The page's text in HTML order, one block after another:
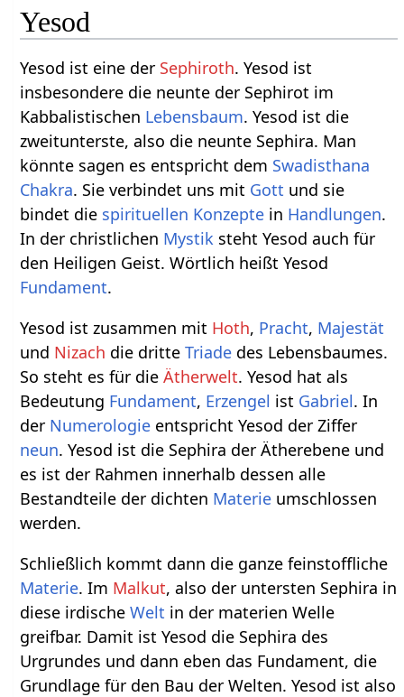
Yesod
Yesod ist eine der Sephiroth. Yesod ist
insbesondere die neunte der Sephirot im
Kabbalistischen Lebensbaum. Yesod ist die
zweitunterste, also die neunte Sephira. Man
könnte sagen es entspricht dem Swadisthana
Chakra. Sie verbindet uns mit Gott und sie
bindet die spirituellen Konzepte in Handlungen.
In der christlichen Mystik steht Yesod auch für
den Heiligen Geist. Wörtlich heißt Yesod
Fundament.
Yesod ist zusammen mit Hoth, Pracht, Majestät
und Nizach die dritteTriade des Lebensbaumes.
So steht es für dieÄtherwelt. Yesod hat als
Bedeutung Fundament, Erzengel ist Gabriel. In
der Numerologie entspricht Yesod der Ziffer
neun. Yesod ist die Sephira der Ätherebene und
es ist der Rahmen innerhalb dessen alle
Bestandteile der dichten Materie umschlossen
werden.
Schließlich kommt dann die ganze feinstoffliche
Materie. Im Malkut, also der untersten Sephira in
diese irdischeWelt in der materien Welle
greifbar. Damit ist Yesod die Sephira des
Urgrundes und dann eben das Fundament, die
Grundlage für den Bau der Welten. Yesod ist also